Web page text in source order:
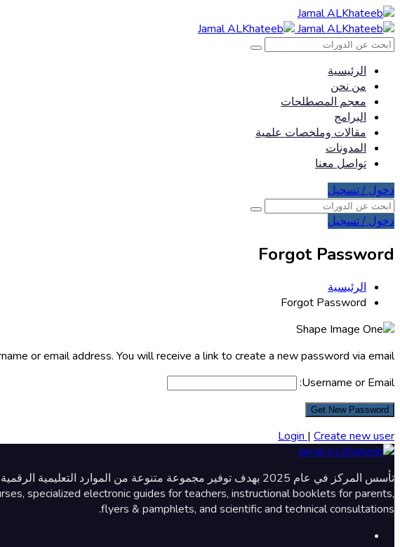
الرئيسية
من نحن
معجم المصطلحات
البرامج
مقالات وملخصات علمية
المدونات
تواصل معنا
دخول / تسجيل
دخول / تسجيل
Forgot Password
الرئيسية
Forgot Password
or email address. You will receive a link to create a new password via email.
Username or Email:
Login | Create new user
specialized electronic guides for teachers, instructional booklets for parents,
flyers & pamphlets, and scientific and technical consultations.